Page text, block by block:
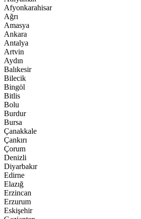
Afyonkarahisar
Ağrı
Amasya
Ankara
Antalya
Artvin
Aydın
Balıkesir
Bilecik
Bingöl
Bitlis
Bolu
Burdur
Bursa
Çanakkale
Çankırı
Çorum
Denizli
Diyarbakır
Edirne
Elazığ
Erzincan
Erzurum
Eskişehir